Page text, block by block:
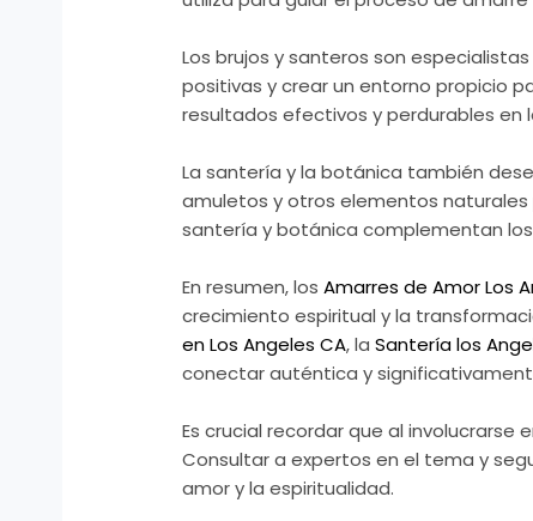
Los brujos y santeros son
positivas y crear un entorno propicio
resultados efectivos y perdurables en
La santería y la botánica también
amuletos y otros elementos naturales
santería y botánica complementan
En resumen, losAmarres de Amor Los
crecimiento espiritual y la
en Los Angeles CA, laSantería los
conectar auténtica y
Es crucial recordar que al
Consultar a expertos en el tema y
amor y la espiritualidad.